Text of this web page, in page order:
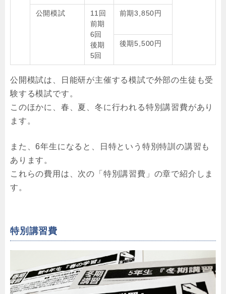
公開模試
11回
前期
6回
後期
5回
前期3,850円
後期5,500円
公開模試は、日能研が主催する模試で外部の生徒も受
験する模試です。
このほかに、春、夏、冬に行われる特別講習費があり
ます。
また、6年生になると、日特という特別特訓の講習も
あります。
これらの費用は、次の「特別講習費」の章で紹介しま
す。
特別講習費